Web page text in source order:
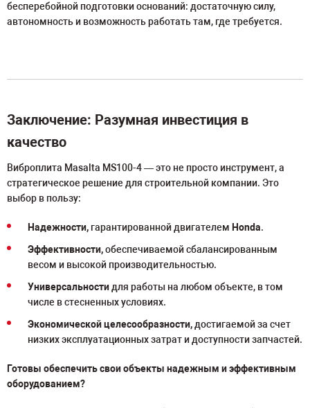
бесперебойной подготовки оснований: достаточную силу,
автономность и возможность работать там, где требуется.
Заключение: Разумная инвестиция в
качество
Виброплита Masalta MS100-4 — это не просто инструмент, а
стратегическое решение для строительной компании. Это
выбор в пользу:
Надежности, гарантированной двигателем Honda.
Эффективности,обеспечиваемой сбалансированным
весом и высокой производительностью.
Универсальности для работы на любом объекте, в том
числе в стесненных условиях.
Экономической целесообразности, достигаемой за счет
низких эксплуатационных затрат и доступности запчастей.
Готовы обеспечить свои объекты надежным и эффективным
оборудованием?